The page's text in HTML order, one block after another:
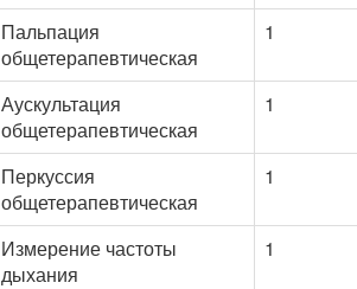
Пальпация
общетерапевтическая
1
Аускультация
общетерапевтическая
1
Перкуссия
общетерапевтическая
1
Измерение частоты
дыхания
1